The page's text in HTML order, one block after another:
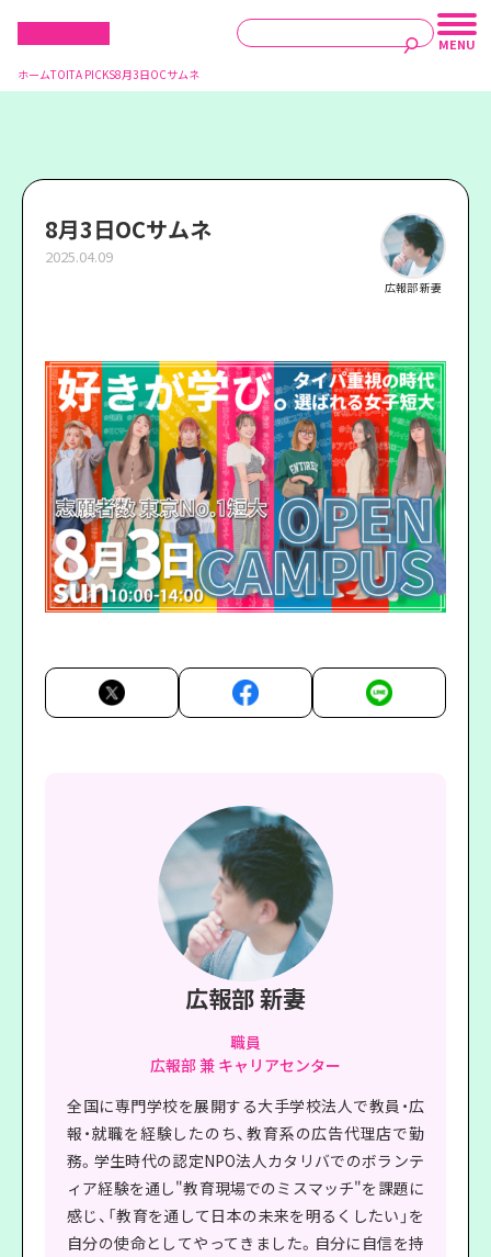
ホームTOITA PICKS8月3日OCサムネ
8月3日OCサムネ
2025.04.09
広報部 新妻
広報部 新妻
職員
広報部 兼 キャリアセンター
全国に専門学校を展開する大手学校法人で教員・広
報・就職を経験したのち、教育系の広告代理店で勤
務。学生時代の認定NPO法人カタリバでのボランテ
ィア経験を通し"教育現場でのミスマッチ"を課題に
感じ、「教育を通して日本の未来を明るくしたい」を
自分の使命としてやってきました。自分に自信を持